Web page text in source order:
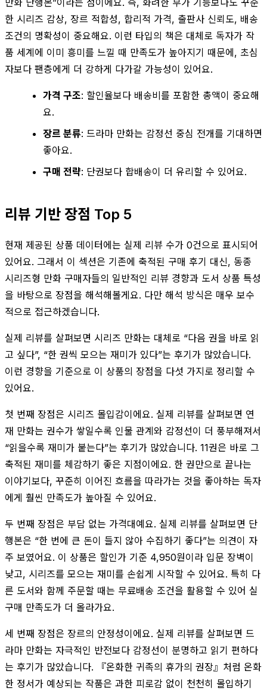
한 시리즈 감상, 장르 적합성, 합리적 가격, 출판사 신뢰도, 배송
조건의 명확성이 중요해요. 이런 타입의 책은 대체로 독자가 작
품 세계에 이미 흥미를 느낄 때 만족도가 높아지기 때문에, 초심
자보다 팬층에게 더 강하게 다가갈 가능성이 있어요.
가격 구조: 할인율보다 배송비를 포함한 총액이 중요해
요.
장르 분류: 드라마 만화는 감정선 중심 전개를 기대하면
좋아요.
구매 전략: 단권보다 합배송이 더 유리할 수 있어요.
리뷰 기반 장점 Top 5
현재 제공된 상품 데이터에는 실제 리뷰 수가 0건으로 표시되어
있어요. 그래서 이 섹션은 기존에 축적된 구매 후기 대신, 동종
시리즈형 만화 구매자들의 일반적인 리뷰 경향과 도서 상품 특성
을 바탕으로 장점을 해석해볼게요. 다만 해석 방식은 매우 보수
적으로 접근하겠습니다.
실제 리뷰를 살펴보면 시리즈 만화는 대체로 “다음 권을 바로 읽
고 싶다”, “한 권씩 모으는 재미가 있다”는 후기가 많았습니다.
이런 경향을 기준으로 이 상품의 장점을 다섯 가지로 정리할 수
있어요.
첫 번째 장점은 시리즈 몰입감이에요. 실제 리뷰를 살펴보면 연
재 만화는 권수가 쌓일수록 인물 관계와 감정선이 더 풍부해져서
“읽을수록 재미가 붙는다”는 후기가 많았습니다. 11권은 바로 그
축적된 재미를 체감하기 좋은 지점이에요. 한 권만으로 끝나는
이야기보다, 꾸준히 이어진 흐름을 따라가는 것을 좋아하는 독자
에게 훨씬 만족도가 높아질 수 있어요.
두 번째 장점은 부담 없는 가격대예요. 실제 리뷰를 살펴보면 단
행본은 “한 번에 큰 돈이 들지 않아 수집하기 좋다”는 의견이 자
주 보였어요. 이 상품은 할인가 기준 4,950원이라 입문 장벽이
낮고, 시리즈를 모으는 재미를 손쉽게 시작할 수 있어요. 특히 다
른 도서와 함께 주문할 때는 무료배송 조건을 활용할 수 있어 실
구매 만족도가 더 올라가요.
세 번째 장점은 장르의 안정성이에요. 실제 리뷰를 살펴보면 드
라마 만화는 자극적인 반전보다 감정선이 분명하고 읽기 편하다
는 후기가 많았습니다. 『온화한 귀족의 휴가의 권장』처럼 온화
한 정서가 예상되는 작품은 과한 피로감 없이 천천히 몰입하기